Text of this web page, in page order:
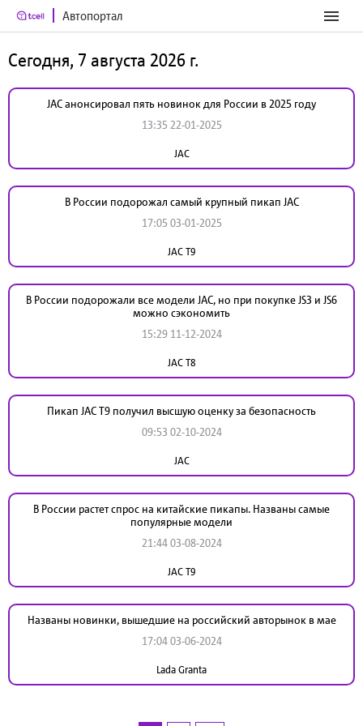
Автопортал
Сегодня, 7 августа 2026 г.
JAC анонсировал пять новинок для России в 2025 году
13:35 22-01-2025
JAC
В России подорожал самый крупный пикап JAC
17:05 03-01-2025
JAC T9
В России подорожали все модели JAC, но при покупке JS3 и JS6
можно сэкономить
15:29 11-12-2024
JAC T8
Пикап JAC T9 получил высшую оценку за безопасность
09:53 02-10-2024
JAC
В России растет спрос на китайские пикапы. Названы самые
популярные модели
21:44 03-08-2024
JAC T9
Названы новинки, вышедшие на российский авторынок в мае
17:04 03-06-2024
Lada Granta